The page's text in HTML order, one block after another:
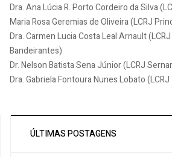
Dra. Ana Lúcia R. Porto Cordeiro da Silva
Maria Rosa Geremias de Oliveira (LCRJ
Dra. Carmen Lucia Costa Leal Arnault
Bandeirantes)
Dr. Nelson Batista Sena Júnior (LCRJ
Dra. Gabriela Fontoura Nunes Lobato (LCRJ
ÚLTIMAS POSTAGENS